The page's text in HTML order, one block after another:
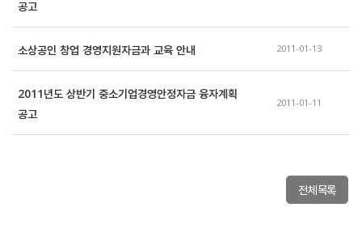
공고
소상공인 창업 경영지원자금과 교육 안내 2011-01-13
2011년도 상반기 중소기업경영안정자금 융자계획
공고
2011-01-11
전체목록